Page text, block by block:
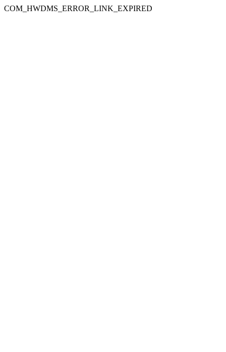
COM_HWDMS_ERROR_LINK_EXPIRED